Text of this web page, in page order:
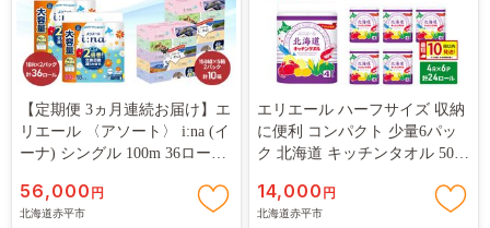
メールアドレスのない方は、【ワンストップ特例申請書受付済
書】を郵送いたします。
■お礼の品について
・配送は生産者または、配送専門事業者からお届けいたしま
す。
【定期便 3ヵ月連続お届け】エ
リエール 〈アソート〉 i:na (イ
ーナ) シングル 100m 36ロール
ットペーパー ティッシュ トイ
レ ボックスティッシュ まとめ
56,000 円
北海道赤平市
エリエール ハーフサイズ 収納
に便利 コンパクト 少量6パッ
ク 北海道 キッチンタオル 50カ
短 10日以内配送 最短配送 吸収
防災 常備品 備蓄品 消耗品 日
14,000 円
北海道赤平市